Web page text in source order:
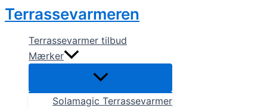
Gå
til
indholdet
Terrassevarmeren
Terrassevarmer tilbud
Mærker
Solamagic Terrassevarmer